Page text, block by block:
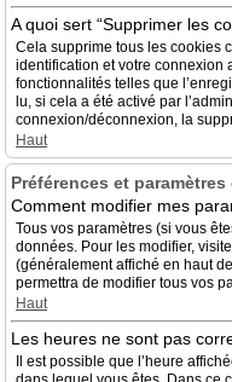
A quoi sert “Supprimer les
Cela supprime tous les cookies
identification et votre connexion
fonctionnalités telles que
lu, si cela a été activé par
connexion/déconnexion, la
Haut
Préférences et
Comment modifier mes
Tous vos paramètres (si vous
données. Pour les modifier,
(généralement affiché en haut
permettra de modifier tous vos
Haut
Les heures ne sont pas
Il est possible que l’heure